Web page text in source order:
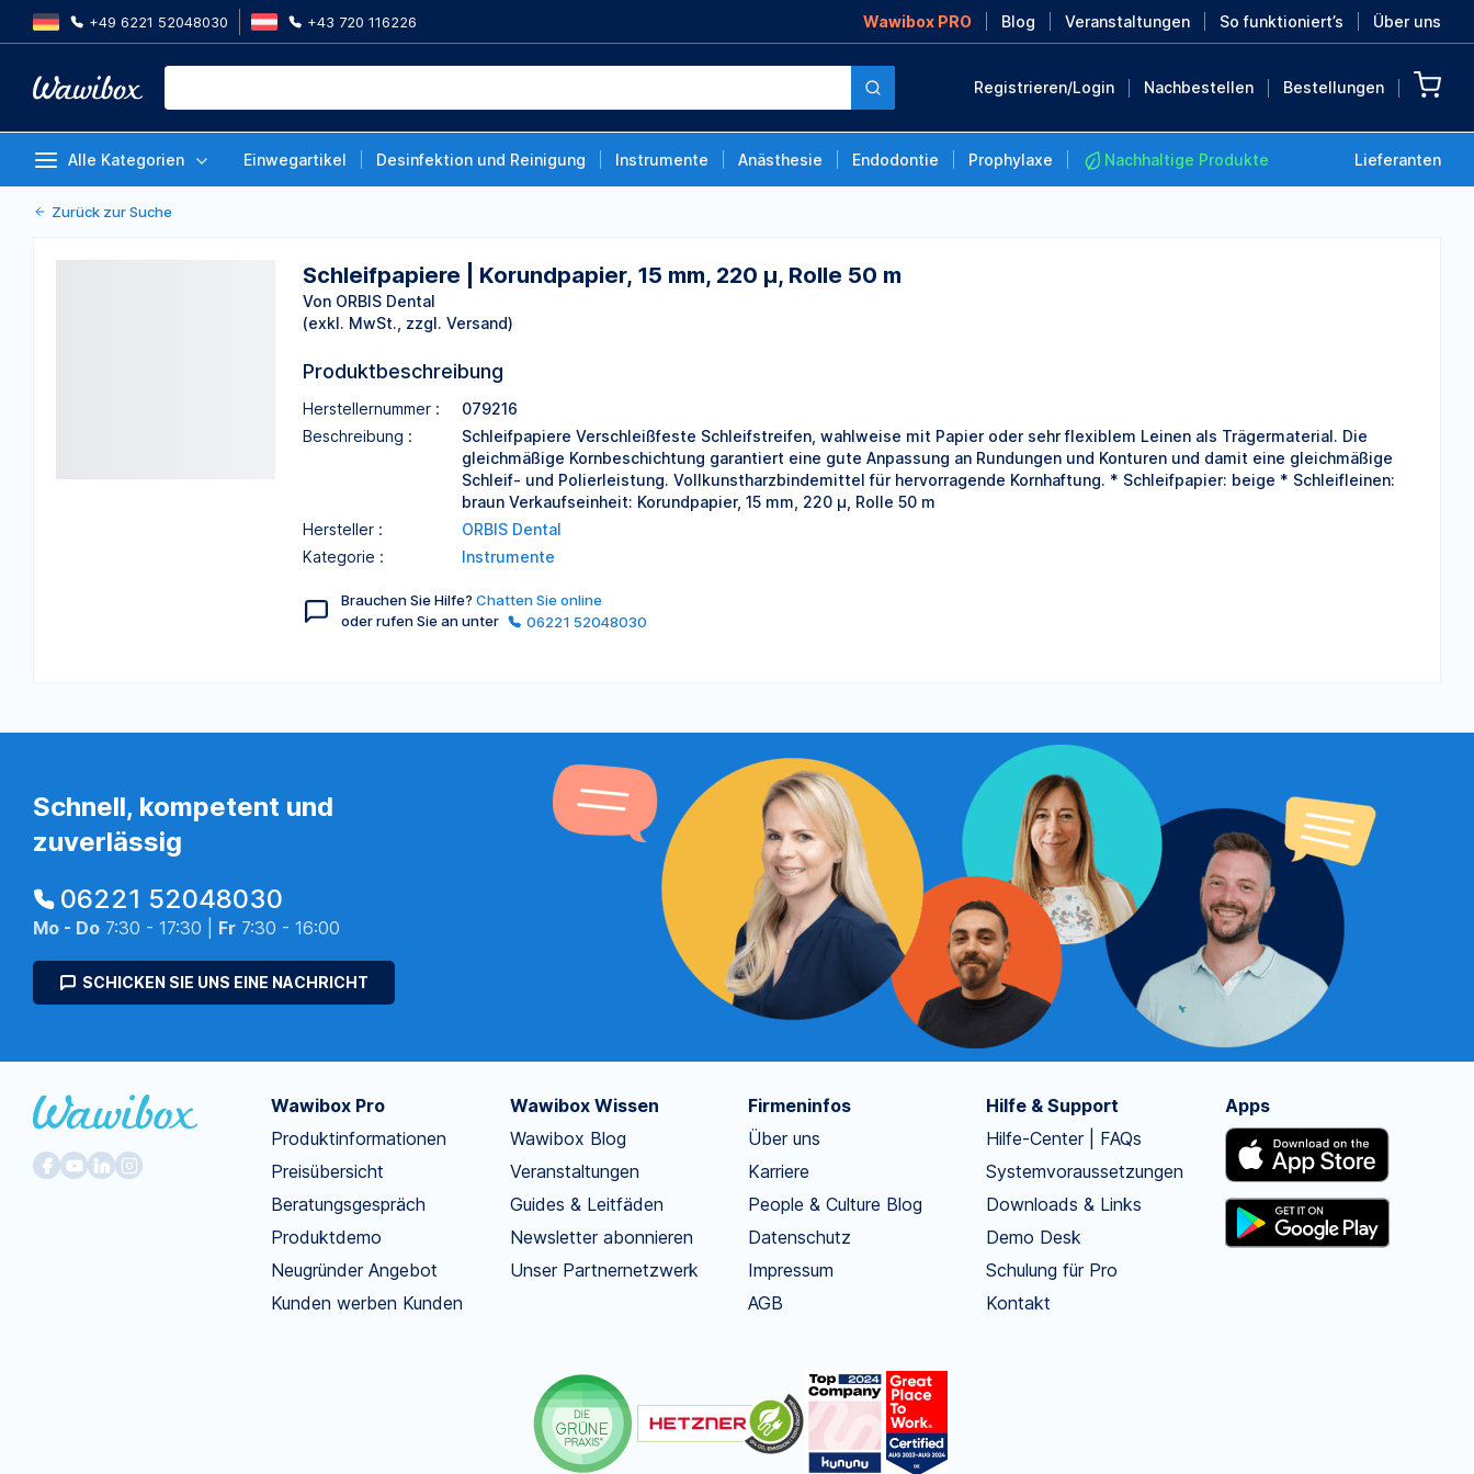
+49 6221 52048030 +43 720 116226 Wawibox PRO Blog Veranstaltungen So funktioniert’s Über uns
Registrieren/Login Nachbestellen Bestellungen
Alle Kategorien Einwegartikel Desinfektion und Reinigung Instrumente Anästhesie Endodontie Prophylaxe Nachhaltige Produkte Lieferanten
MEHR ENTDECKEN
Schleifpapiere | Korundpapier, 15 mm, 220 µ, Rolle 50
Zurück zur Suche
Schleifpapiere | Korundpapier, 15 mm, 220 µ, Rolle 50 m
Von ORBIS Dental
(exkl. MwSt., zzgl. Versand)
Produktbeschreibung
Herstellernummer :
079216
Beschreibung :
Schleifpapiere Verschleißfeste Schleifstreifen, wahlweise mit Papier oder sehr flexiblem Leinen als Trägermaterial. Die
gleichmäßige Kornbeschichtung garantiert eine gute Anpassung an Rundungen und Konturen und damit eine gleichmäßige
Schleif- und Polierleistung. Vollkunstharzbindemittel für hervorragende Kornhaftung. * Schleifpapier: beige * Schleifleinen:
braun Verkaufseinheit: Korundpapier, 15 mm, 220 µ, Rolle 50 m
Hersteller :
ORBIS Dental
Kategorie :
Instrumente
Brauchen Sie Hilfe? Chatten Sie online
oder rufen Sie an unter
06221 52048030
Schnell, kompetent und
zuverlässig
06221 52048030
Mo - Do 7:30 - 17:30 | Fr 7:30 - 16:00
SCHICKEN SIE UNS EINE NACHRICHT
Wawibox Pro
Produktinformationen
Preisübersicht
Beratungsgespräch
Produktdemo
Neugründer Angebot
Kunden werben Kunden
Wawibox Wissen
Wawibox Blog
Veranstaltungen
Guides & Leitfäden
Newsletter abonnieren
Unser Partnernetzwerk
Firmeninfos
Über uns
Karriere
People & Culture Blog
Datenschutz
Impressum
AGB
Hilfe & Support
Hilfe-Center | FAQs
Systemvoraussetzungen
Downloads & Links
Demo Desk
Schulung für Pro
Kontakt
Apps